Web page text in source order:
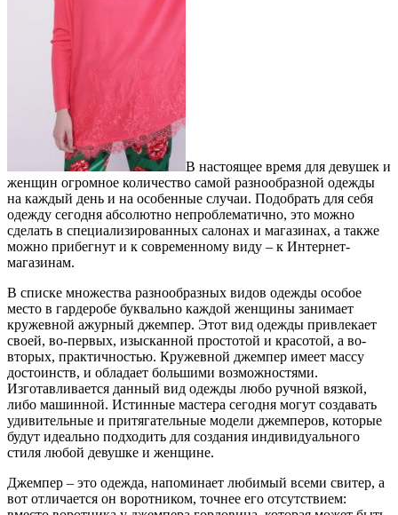
В настоящее время для девушек и
женщин огромное количество самой разнообразной одежды
на каждый день и на особенные случаи. Подобрать для себя
одежду сегодня абсолютно непроблематично, это можно
сделать в специализированных салонах и магазинах, а также
можно прибегнут и к современному виду – к Интернет-
магазинам.
В списке множества разнообразных видов одежды особое
место в гардеробе буквально каждой женщины занимает
кружевной ажурный джемпер. Этот вид одежды привлекает
своей, во-первых, изысканной простотой и красотой, а во-
вторых, практичностью. Кружевной джемпер имеет массу
достоинств, и обладает большими возможностями.
Изготавливается данный вид одежды любо ручной вязкой,
либо машинной. Истинные мастера сегодня могут создавать
удивительные и притягательные модели джемперов, которые
будут идеально подходить для создания индивидуального
стиля любой девушке и женщине.
Джемпер – это одежда, напоминает любимый всеми свитер, а
вот отличается он воротником, точнее его отсутствием: